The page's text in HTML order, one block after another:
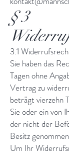
§ 3
3.1
Sie haben das
Tagen ohne
Vertrag zu
beträgt vierzehn
Sie oder ein von
der nicht der
Besitz
Um Ihr